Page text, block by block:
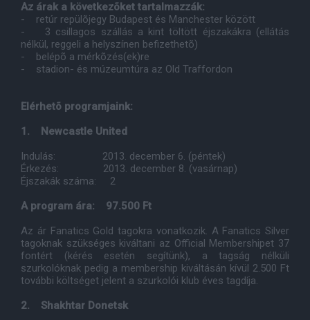
Az árak a következõket tartalmazzák:
- retúr repülõjegy Budapest és Manchester között
- 3 csillagos szállás a kint töltött éjszakákra (ellátás
nélkül, reggeli a helyszínen befizethetõ)
- belépõ a mérkõzés(ek)re
- stadion- és múzeumtúra az Old Traffordon
Elérhetõ programjaink:
1. Newcastle United
Indulás: 2013. december 6. (péntek)
Érkezés: 2013. december 8. (vasárnap)
Éjszakák száma: 2
A program ára: 97.500 Ft
Az ár Fanatics Gold tagokra vonatkozik. A Fanatics Silver
tagoknak szükséges kiváltani az Official Membershipet 37
fontért (kérés esetén segítünk), a tagság nélküli
szurkolóknak pedig a membership kiváltásán kívül 2.500 Ft
további költséget jelent a szurkolói klub éves tagdíja.
2. Shakhtar Donetsk